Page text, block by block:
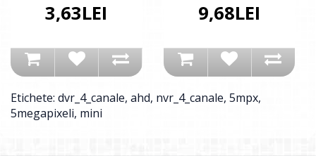
3,63LEI 9,68LEI
Etichete: dvr_4_canale, ahd, nvr_4_canale, 5mpx,
5megapixeli, mini